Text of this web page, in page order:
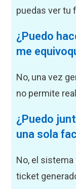
puedas ver tu
¿Puedo
me
No, una vez
no permite
¿Puedo
una sola
No, el
ticket